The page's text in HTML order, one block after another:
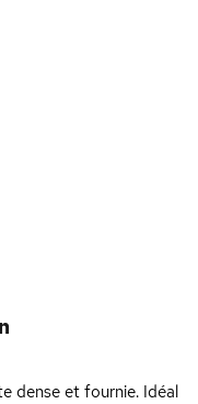
dense et fournie. Idéal